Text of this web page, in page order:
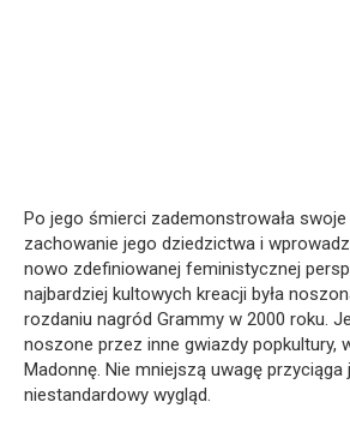
Po jego śmierci zademonstrowała
zachowanie jego dziedzictwa i
nowo zdefiniowanej feministycznej
najbardziej kultowych kreacji była
rozdaniu nagród Grammy w 2000 roku.
noszone przez inne gwiazdy popkultury,
Madonnę. Nie mniejszą uwagę przyciąga
niestandardowy wygląd.